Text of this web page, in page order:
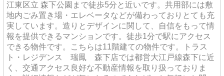
江東区立 森下公園まで徒歩5分と近いです。共用部には敷
地内ごみ置き場・エレベータなどが備わっておりとても充
実しています。造りとデザインに関して、自信をもって情
報を提供できるマンションです。徒歩1分で駅にアクセス
できる物件です。こちらは11階建ての物件です。トラス
ト・レジデンス 瑞鳳 森下店では都営大江戸線森下に近
く、交通アクセス良好な不動産情報を取り扱っておりま